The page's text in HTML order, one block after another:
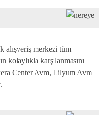
alışveriş merkezi tüm
kolaylıkla karşılanmasını
Center Avm, Lilyum Avm